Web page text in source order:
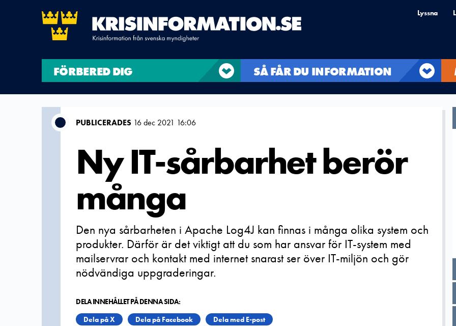
Lyssna
FÖRBERED DIG SÅ FÅR DU INFORMATION
PUBLICERADES 16 dec 2021 16:06
Ny IT-sårbarhet berör
många
Den nya sårbarheten i Apache Log4J kan finnas i många olika system och
produkter. Därför är det viktigt att du som har ansvar för IT-system med
mailservrar och kontakt med internet snarast ser över IT-miljön och gör
nödvändiga uppgraderingar.
DELA INNEHÅLLET PÅ DENNA SIDA:
Dela på X
Dela på Facebook Dela med E-post